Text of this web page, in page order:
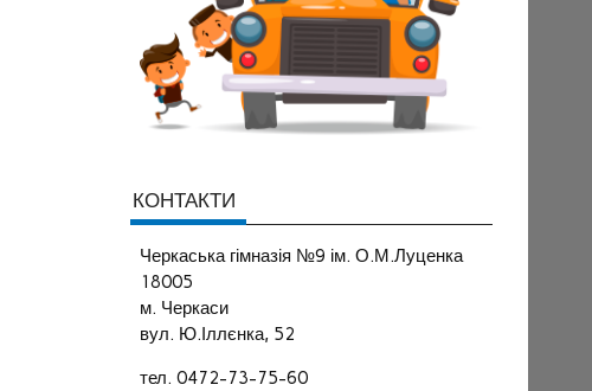
КОНТАКТИ
Черкаська гімназія №9 ім. О.М.Луценка
18005
м. Черкаси
вул. Ю.Іллєнка, 52
тел. 0472-73-75-60